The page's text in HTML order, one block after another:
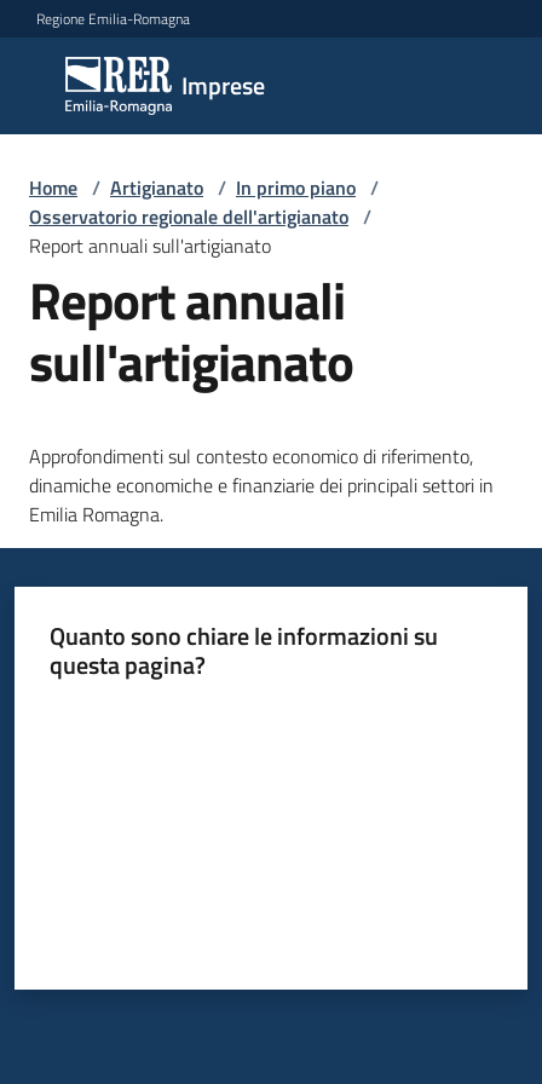
Vai al contenuto
Vai alla navigazione
Vai al footer
Regione Emilia-Romagna
Imprese
Imprese
Argomenti
Novità
Servizi
Leggi
Atti
Bandi
Programmi
Progetti
Home / Artigianato / In primo piano /
Osservatorio regionale dell'artigianato /
Report annuali sull'artigianato
Report annuali
sull'artigianato
Approfondimenti sul contesto economico di riferimento,
dinamiche economiche e finanziarie dei principali settori in
Emilia Romagna.
Quanto sono chiare le informazioni su
questa pagina?